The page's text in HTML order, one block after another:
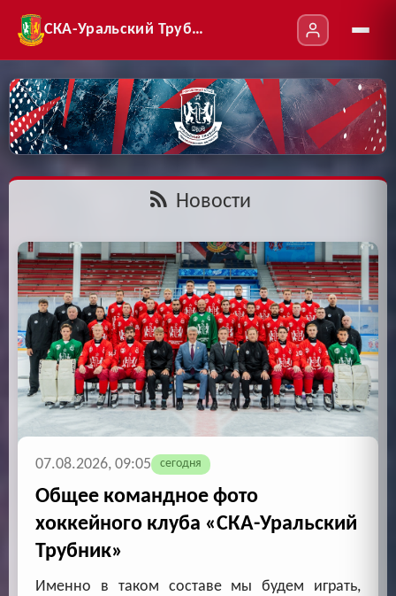
СКА-Уральский Трубник
Новости
07.08.2026, 09:05 сегодня
Общее командное фото
хоккейного клуба «СКА-Уральский
Трубник»
Именно в таком составе мы будем играть,